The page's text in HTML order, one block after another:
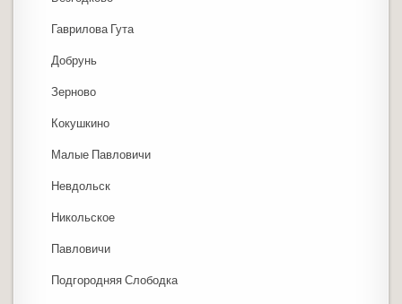
Гаврилова Гута
Добрунь
Зерново
Кокушкино
Малые Павловичи
Невдольск
Никольское
Павловичи
Подгородняя Слободка